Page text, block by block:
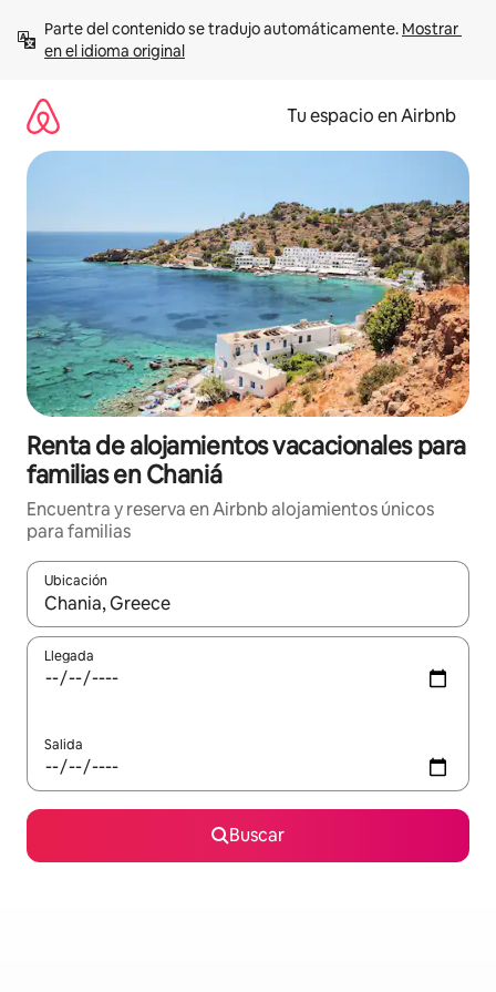
contenido
Parte del contenido se tradujo automáticamente. Mostrar
en el idioma original
Tu espacio en Airbnb
Renta de alojamientos vacacionales para
familias en Chaniá
Encuentra y reserva en Airbnb alojamientos únicos
para familias
Ubicación
Cuando los resultados estén disponibles, podrás navegar
Llegada
Salida
Buscar